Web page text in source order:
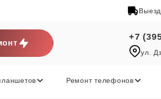
+7
ул.
Ремонт телефонов